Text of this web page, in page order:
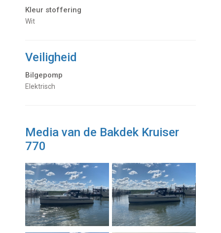
Kleur stoffering
Wit
Veiligheid
Bilgepomp
Elektrisch
Media van de Bakdek Kruiser
770